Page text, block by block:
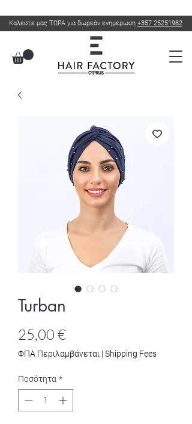
Καλεστε μας ΤΩΡΑ για δωρεάν ενημέρωση +357 25251982
Turban
25,00 €Τιμή
ΦΠΑ Περιλαμβάνεται | Shipping Fees
Ποσότητα *